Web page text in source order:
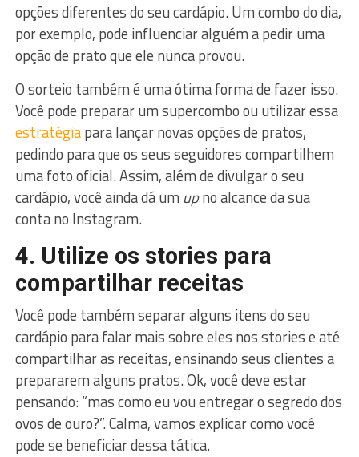
opções diferentes do seu cardápio. Um combo do dia,
por exemplo, pode influenciar alguém a pedir uma
opção de prato que ele nunca provou.
O sorteio também é uma ótima forma de fazer isso.
Você pode preparar um supercombo ou utilizar essa
estratégiapara lançar novas opções de pratos,
pedindo para que os seus seguidores compartilhem
uma foto oficial. Assim, além de divulgar o seu
cardápio, você ainda dá um upno alcance da sua
conta no Instagram.
4. Utilize os stories para
compartilhar receitas
Você pode também separar alguns itens do seu
cardápio para falar mais sobre eles nos stories e até
compartilhar as receitas, ensinando seus clientes a
prepararem alguns pratos. Ok, você deve estar
pensando: “mas como eu vou entregar o segredo dos
ovos de ouro?”. Calma, vamos explicar como você
pode se beneficiar dessa tática.